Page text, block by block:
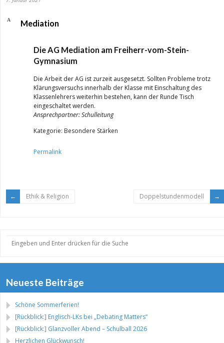
A Mediation
Die AG Mediation am Freiherr-vom-Stein-
Gymnasium
Die Arbeit der AG ist zurzeit ausgesetzt. Sollten Probleme trotz
Klärungsversuchs innerhalb der Klasse mit Einschaltung des
Klassenlehrers weiterhin bestehen, kann der Runde Tisch
eingeschaltet werden.
Ansprechpartner: Schulleitung
Kategorie: Besondere Stärken
Permalink
Ethik & Religion Doppelstundenmodell
Neueste Beiträge
Schöne Sommerferien!
[Rückblick:] Englisch-LKs bei „Debating Matters“
[Rückblick:] Glanzvoller Abend – Schulball 2026
Herzlichen Glückwunsch!